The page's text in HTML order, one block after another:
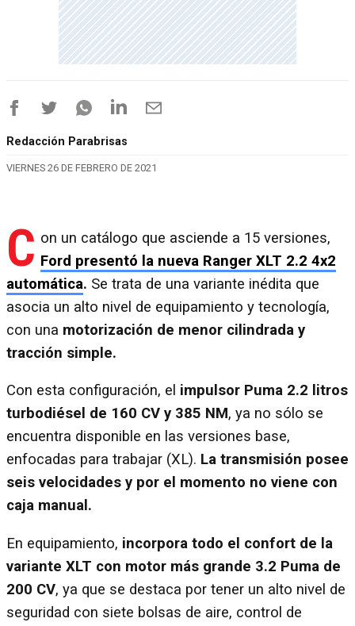
Redacción Parabrisas
VIERNES 26 DE FEBRERO DE 2021
C on un catálogo que asciende a 15 versiones,
Ford presentó la nueva Ranger XLT 2.2 4x2
automática. Se trata de una variante inédita que
asocia un alto nivel de equipamiento y tecnología,
con una motorización de menor cilindrada y
tracción simple.
Con esta configuración, el impulsor Puma 2.2 litros
turbodiésel de 160 CV y 385 NM, ya no sólo se
encuentra disponible en las versiones base,
enfocadas para trabajar (XL). La transmisión posee
seis velocidades y por el momento no viene con
caja manual.
En equipamiento, incorpora todo el confort de la
variante XLT con motor más grande 3.2 Puma de
200 CV, ya que se destaca por tener un alto nivel de
seguridad con siete bolsas de aire, control de